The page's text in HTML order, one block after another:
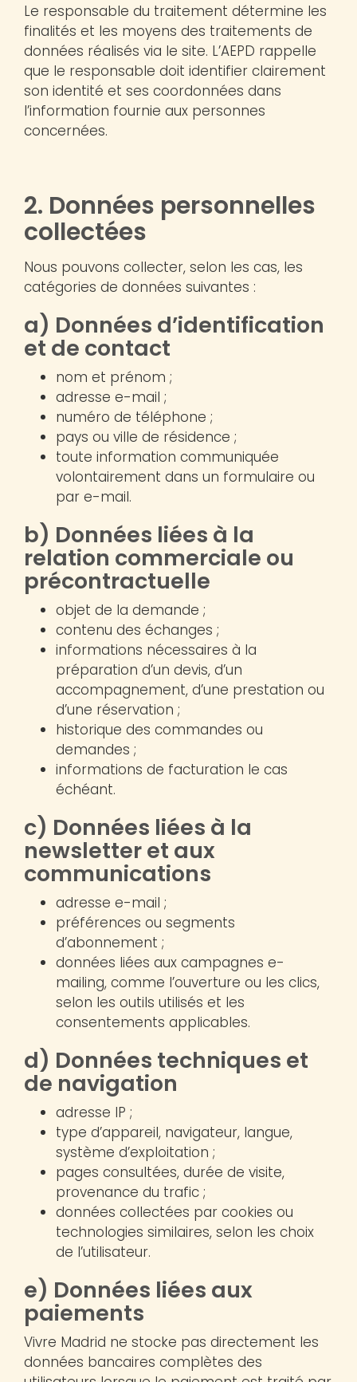
Le responsable du traitement détermine les
finalités et les moyens des traitements de
données réalisés via le site. L’AEPD rappelle
que le responsable doit identifier clairement
son identité et ses coordonnées dans
l’information fournie aux personnes
concernées.
2. Données personnelles
collectées
Nous pouvons collecter, selon les cas, les
catégories de données suivantes :
a) Données d’identification
et de contact
nom et prénom ;
adresse e-mail ;
numéro de téléphone ;
pays ou ville de résidence ;
toute information communiquée
volontairement dans un formulaire ou
par e-mail.
b) Données liées à la
relation commerciale ou
précontractuelle
objet de la demande ;
contenu des échanges ;
informations nécessaires à la
préparation d’un devis, d’un
accompagnement, d’une prestation ou
d’une réservation ;
historique des commandes ou
demandes ;
informations de facturation le cas
échéant.
c) Données liées à la
newsletter et aux
communications
adresse e-mail ;
préférences ou segments
d’abonnement ;
données liées aux campagnes e-
mailing, comme l’ouverture ou les clics,
selon les outils utilisés et les
consentements applicables.
d) Données techniques et
de navigation
adresse IP ;
type d’appareil, navigateur, langue,
système d’exploitation ;
pages consultées, durée de visite,
provenance du trafic ;
données collectées par cookies ou
technologies similaires, selon les choix
de l’utilisateur.
e) Données liées aux
paiements
Vivre Madrid ne stocke pas directement les
données bancaires complètes des